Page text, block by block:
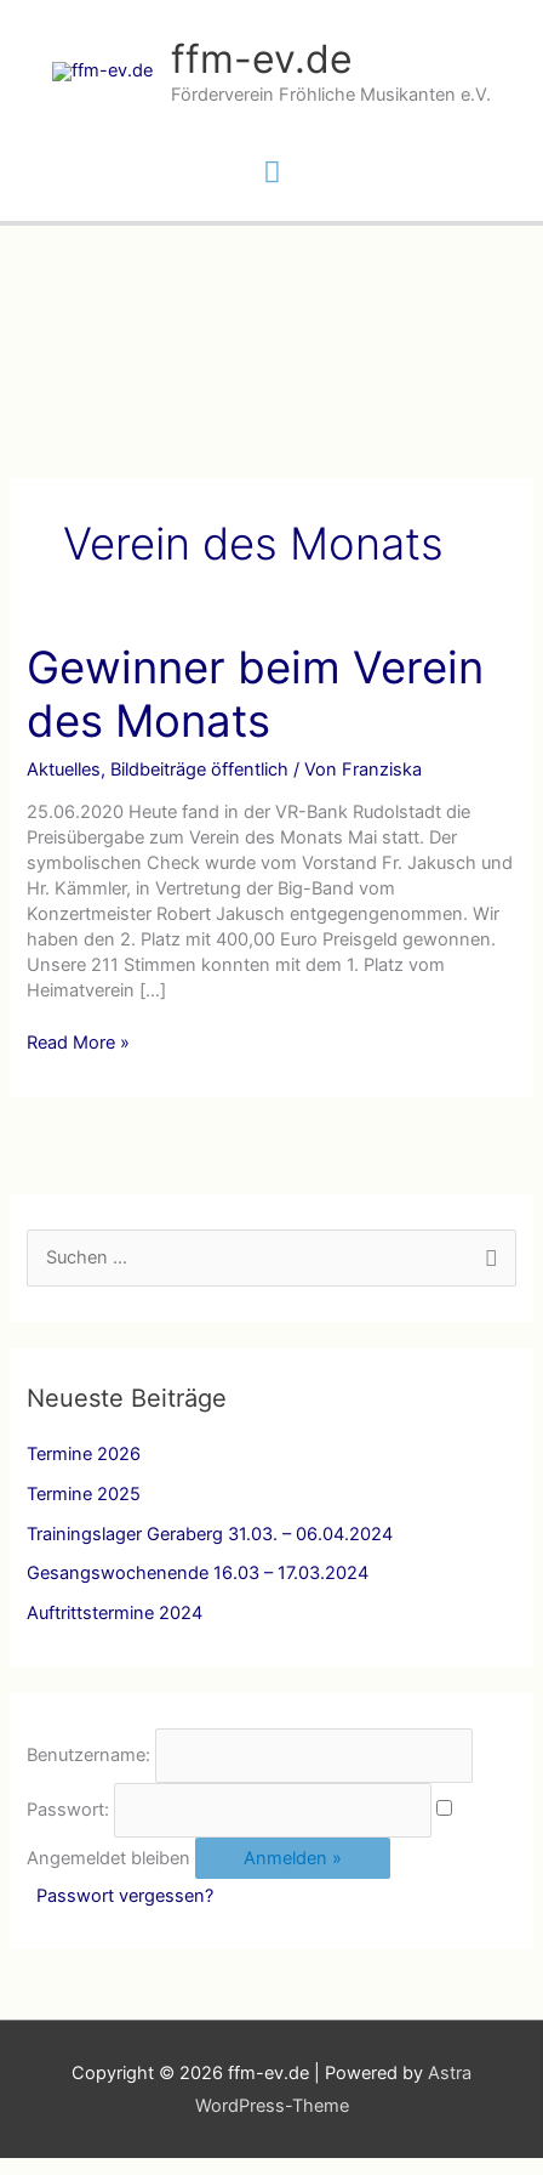
springen
ffm-ev.de
Förderverein Fröhliche Musikanten e.V.
Hauptmenü
Verein des Monats
Gewinner beim Verein
des Monats
Aktuelles, Bildbeiträge öffentlich / Von Franziska
25.06.2020 Heute fand in der VR-Bank Rudolstadt die
Preisübergabe zum Verein des Monats Mai statt. Der
symbolischen Check wurde vom Vorstand Fr. Jakusch und
Hr. Kämmler, in Vertretung der Big-Band vom
Konzertmeister Robert Jakusch entgegengenommen. Wir
haben den 2. Platz mit 400,00 Euro Preisgeld gewonnen.
Unsere 211 Stimmen konnten mit dem 1. Platz vom
Heimatverein […]
Gewinner
Read More »
u
e
n
a
c
h
Neueste Beiträge
Termine 2026
Termine 2025
Trainingslager Geraberg 31.03. – 06.04.2024
Gesangswochenende 16.03 – 17.03.2024
Auftrittstermine 2024
Benutzername:
Passwort:
Angemeldet bleiben
Passwort vergessen?
Copyright © 2026 ffm-ev.de | Powered by Astra
WordPress-Theme